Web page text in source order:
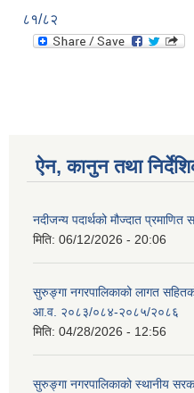
८१/८२
ऐन, कानुन तथा
नदीजन्य पदार्थको मौज्दात प्रमाणित
मिति: 06/12/2026 - 20:06
सुरुङ्गा नगरपालिकाको लागत
आ.व. २०८३/०८४-२०८५/२०८६
मिति: 04/28/2026 - 12:56
सुरुङ्गा नगरपालिकाको स्थानीय